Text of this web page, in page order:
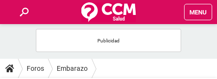
MENU
FOROS
Foros Embarazo